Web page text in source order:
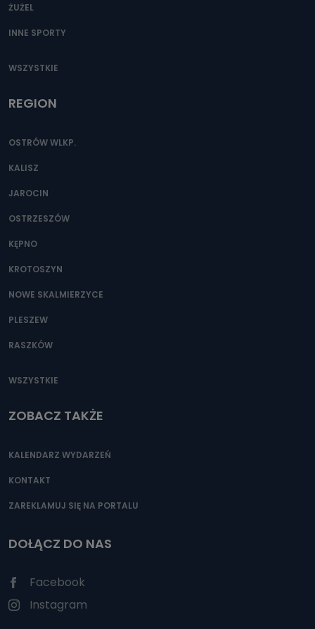
ŻUŻEL
INNE SPORTY
WSZYSTKIE
REGION
OSTRÓW WLKP.
KALISZ
JAROCIN
OSTRZESZÓW
KĘPNO
KROTOSZYN
NOWE SKALMIERZYCE
PLESZEW
RASZKÓW
WSZYSTKIE
ZOBACZ TAKŻE
KALENDARZ WYDARZEŃ
KONTAKT
ZAREKLAMUJ SIĘ NA PORTALU
DOŁĄCZ DO NAS
Facebook
Instagram